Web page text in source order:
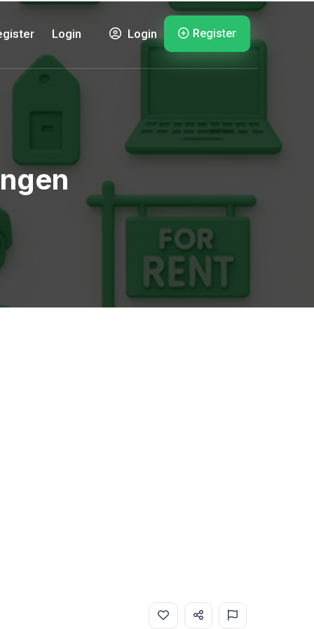
Login Login Register